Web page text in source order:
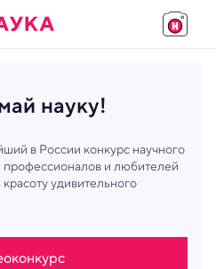
науку!
в России конкурс научного
и любителей
удивительного